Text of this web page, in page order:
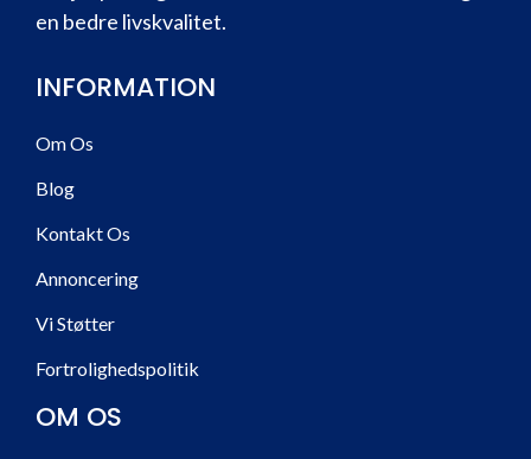
en bedre livskvalitet.
INFORMATION
Om Os
Blog
Kontakt Os
Annoncering
Vi Støtter
Fortrolighedspolitik
OM OS